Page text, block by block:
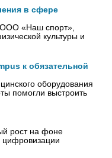
в сфере
ООО «Наш спорт»,
культуры и
к обязательной
оборудования
помогли выстроить
рост на фоне
цифровизации